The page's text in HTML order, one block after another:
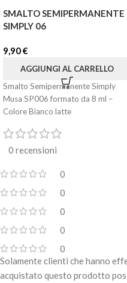
SMALTO SEMIPERMANENTE
SIMPLY 06
9,90€
AGGIUNGI AL CARRELLO
Smalto Semipermanente Simply
Musa SP006 formato da 8 ml –
Colore Bianco latte
0 recensioni
0
0
0
0
0
Solamente clienti che hanno
acquistato questo prodotto